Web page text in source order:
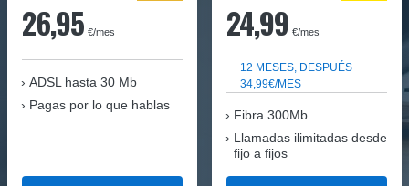
26,95 €/mes
ADSL hasta 30 Mb
Pagas por lo que hablas
24,99 €/mes
12 MESES, DESPUÉS
34,99€/MES
Fibra 300Mb
Llamadas ilimitadas desde
fijo a fijos